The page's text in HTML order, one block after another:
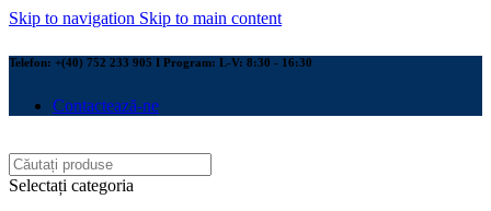
Skip to navigation Skip to main content
Telefon: +(40) 752 233 905 I Program: L-V: 8:30 - 16:30
Contactează-ne
Selectați categoria